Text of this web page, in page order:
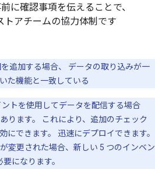
に確認事項を伝えることで、
トアチームの協力体制です
追加する場合、 データの取り込みが一
た機能と一致している
ントを使用してデータを配信する場合
ります。 これにより、追加のチェック
にできます。 迅速にデプロイできます。
変更された場合、新しい 5 つのインベン
になります。